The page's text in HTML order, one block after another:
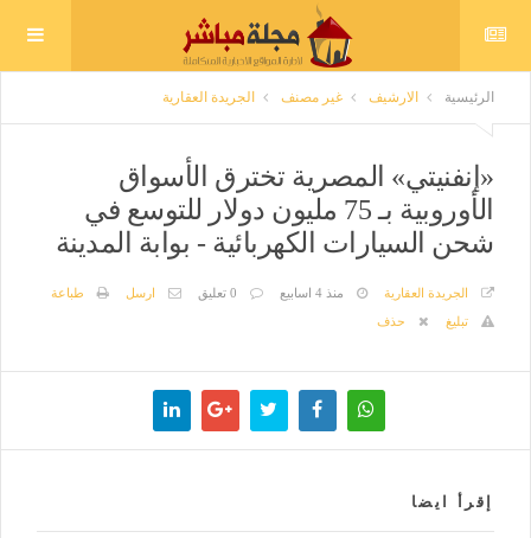
الرئيسية الارشيف غير مصنف الجريدة العقارية
«إنفنيتي» المصرية تخترق الأسواق
الأوروبية بـ 75 مليون دولار للتوسع في
شحن السيارات الكهربائية - بوابة المدينة
الجريدة العقارية منذ 4 اسابيع 0 تعليق ارسل
طباعة
تبليغ
حذف
إقرأ ايضا